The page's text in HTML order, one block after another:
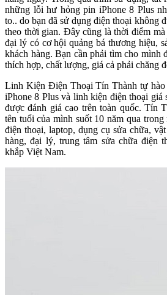
những lỗi hư hỏng pin iPhone 8 Plus
to.. do bạn đã sử dụng điện thoại không
theo thời gian. Đây cũng là thời điểm mà
đại lý có cơ hội quảng bá thương hiệu,
khách hàng. Bạn cần phải tìm cho mình
thích hợp, chất lượng, giá cả phải chăng
Linh Kiện Điện Thoại Tín Thành tự hào
iPhone 8 Plus và linh kiện điện thoại giá
được đánh giá cao trên toàn quốc. Tín
tên tuổi của mình suốt 10 năm qua
điện thoại, laptop, dụng cụ sửa chữa,
hàng, đại lý, trung tâm sửa chữa điện
khắp Việt Nam.